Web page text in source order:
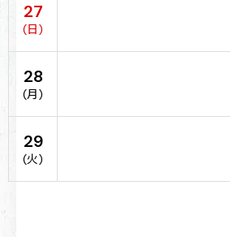
27
(日)
28
(月)
29
(火)